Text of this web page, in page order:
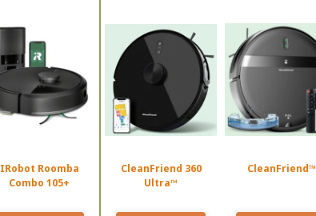
IRobot Roomba
Combo 105+
CleanFriend 360
Ultra™
CleanFriend™